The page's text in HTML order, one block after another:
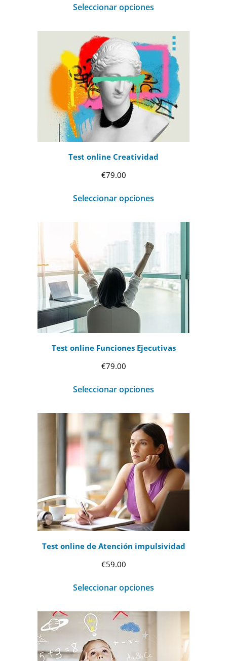
precios:
desde
€69.00
hasta
€99.00
Seleccionar opciones
Test online Creatividad
€79.00
Seleccionar opciones
Test online Funciones Ejecutivas
€79.00
Seleccionar opciones
Test online de Atención impulsividad
€59.00
Seleccionar opciones